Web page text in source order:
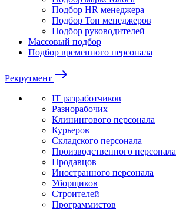
Подбор HR менеджера
Подбор Топ менеджеров
Подбор руководителей
Массовый подбор
Подбор временного персонала
Рекрутмент east
IT разработчиков
Разнорабочих
Клинингового персонала
Курьеров
Складского персонала
Производственного персонала
Продавцов
Иностранного персонала
Уборщиков
Строителей
Программистов